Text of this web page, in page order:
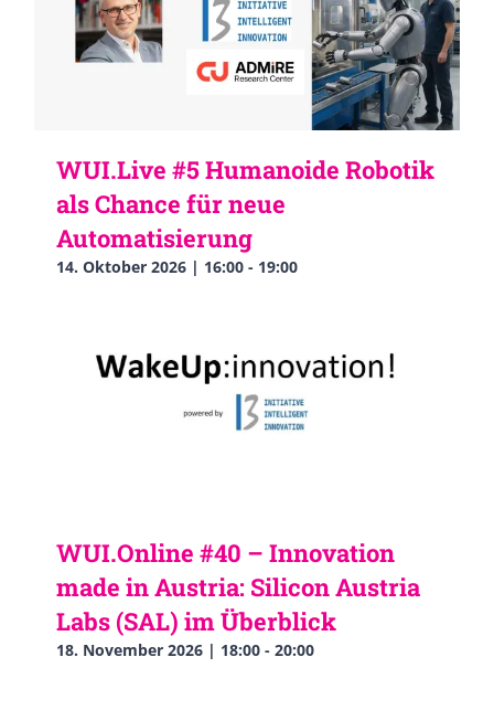
WUI.Live #5 Humanoide Robotik
als Chance für neue
Automatisierung
14. Oktober 2026 | 16:00 - 19:00
WUI.Online #40 – Innovation
made in Austria: Silicon Austria
Labs (SAL) im Überblick
18. November 2026 | 18:00 - 20:00